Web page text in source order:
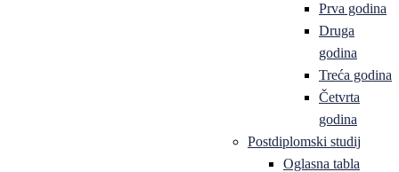
Prva godina
Druga
godina
Treća godina
Četvrta
godina
Postdiplomski studij
Oglasna tabla